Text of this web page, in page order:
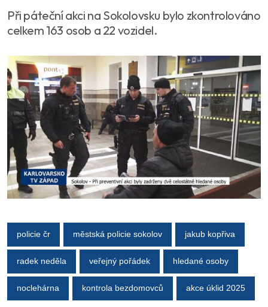
Při páteční akci na Sokolovsku bylo zkontrolováno
celkem 163 osob a 22 vozidel.
policie čr městská policie sokolov jakub kopřiva
radek neděla veřejný pořádek hledané osoby
noclehárna kontrola bezdomovců akce úklid 2025